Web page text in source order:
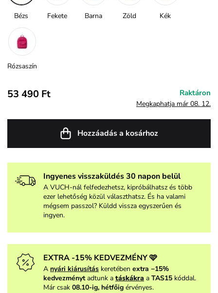
Bézs Fekete Barna Zöld Kék
Rózsaszín
53 490 Ft Raktáron
Megkaphatja már 08. 12.
Hozzáadás a kosárhoz
Ingyenes visszaküldés 30 napon belül
A VUCH-nál felfedezhetsz, kipróbálhatsz és több
ezer lehetőség közül választhatsz. És ha valami
mégsem passzol? Küldd vissza egyszerűen és
ingyen.
EXTRA -15% KEDVEZMÉNY 🩷
A nyári kiárusítás keretében extra −15%
kedvezménytadtunk a táskákra a TAS15 kóddal.
Már csak 08.10-ig, hétfőig érvényes.